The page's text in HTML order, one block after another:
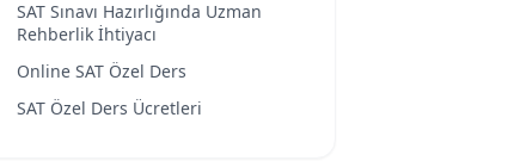
SAT Sınavı Hazırlığında Uzman
Rehberlik İhtiyacı
Online SAT Özel Ders
SAT Özel Ders Ücretleri